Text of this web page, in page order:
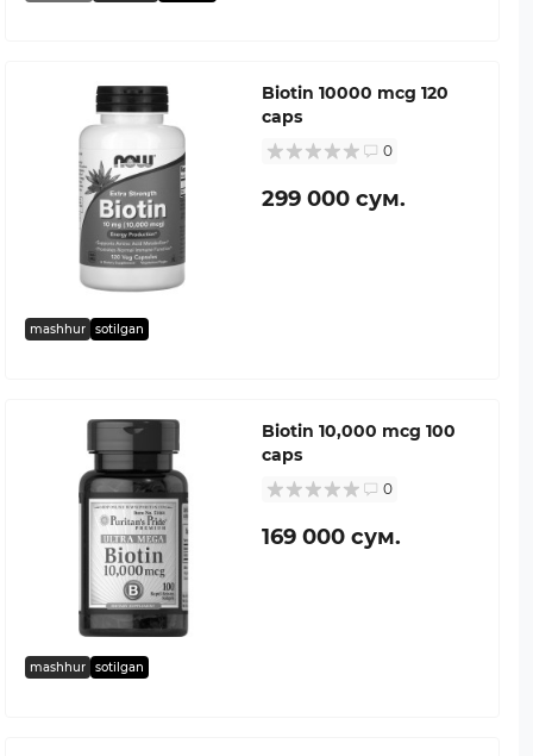
mashhur sotilgan
Biotin 10000 mcg 120
caps
0
299 000 сум.
mashhur sotilgan
Biotin 10,000 mcg 100
caps
0
169 000 сум.